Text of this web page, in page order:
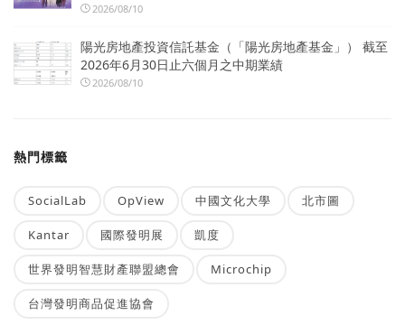
2026/08/10
陽光房地產投資信託基金（「陽光房地產基金」） 截至
2026年6月30日止六個月之中期業績
2026/08/10
熱門標籤
SocialLab OpView 中國文化大學 北市圖
Kantar 國際發明展 凱度
世界發明智慧財產聯盟總會 Microchip
台灣發明商品促進協會